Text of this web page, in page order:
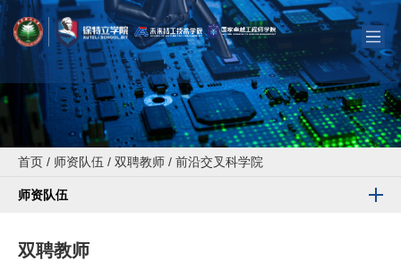
首页 / 师资队伍 / 双聘教师 / 前沿交叉科学院
师资队伍
双聘教师